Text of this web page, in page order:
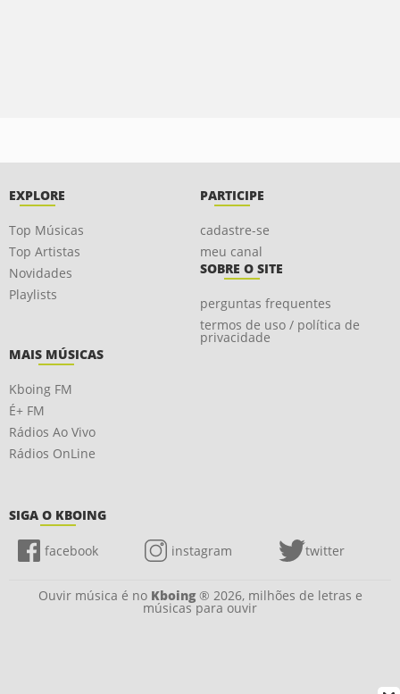
EXPLORE
Top Músicas
Top Artistas
Novidades
Playlists
PARTICIPE
cadastre-se
meu canal
SOBRE O SITE
perguntas frequentes
termos de uso / política de
privacidade
MAIS MÚSICAS
Kboing FM
É+ FM
Rádios Ao Vivo
Rádios OnLine
SIGA O KBOING
facebook instagram twitter
Ouvir música é no Kboing® 2026, milhões de letras e
músicas para ouvir